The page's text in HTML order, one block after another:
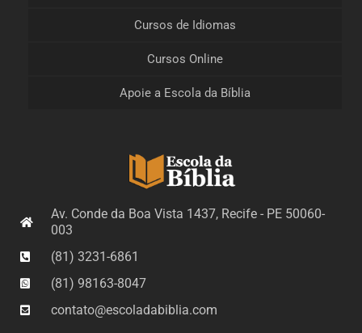
Av. Conde da Boa Vista 1437, Recife - PE 50060-
003
(81) 3231-6861
(81) 98163-8047
contato@escoladabiblia.com
Cursos de Idiomas
Cursos Online
Apoie a Escola da Bíblia